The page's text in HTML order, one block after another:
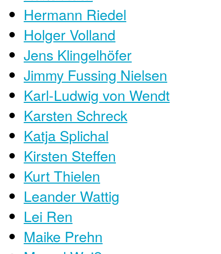
Hermann Riedel
Holger Volland
Jens Klingelhöfer
Jimmy Fussing Nielsen
Karl-Ludwig von Wendt
Karsten Schreck
Katja Splichal
Kirsten Steffen
Kurt Thielen
Leander Wattig
Lei Ren
Maike Prehn